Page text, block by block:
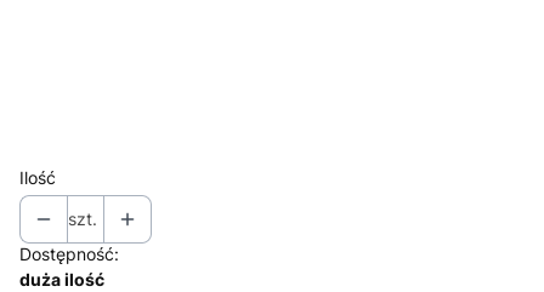
Ilość
szt.
Dostępność:
duża ilość